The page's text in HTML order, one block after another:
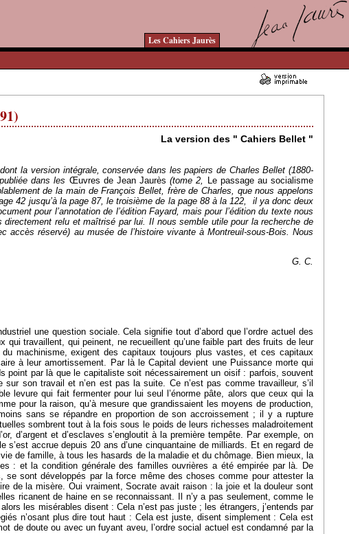
Les Cahiers Jaurès
La version des " Cahiers Bellet "
la version intégrale, conservée dans les papiers de Charles Bellet (1880-
dans les Œuvres de Jean Jaurès (tome 2,
Le passage au socialisme
de la main de François Bellet, frère de Charles, que nous appelons
42 jusqu’à la page 87, le troisième de la page 88 à la 122, il ya donc deux
pour l’annotation de l’édition Fayard, mais pour l’édition du texte nous
relu et maîtrisé par lui. Il nous semble utile pour la recherche de
réservé) au musée de l’histoire vivante à Montreuil-sous-Bois. Nous
G. C.
une question sociale. Cela signifie tout d’abord que l’ordre actuel des
travaillent, qui peinent, ne recueillent qu’une faible part des fruits de leur
machinisme, exigent des capitaux toujours plus vastes, et ces capitaux
à leur amortissement. Par là le Capital devient une Puissance morte qui
point par là que le capitaliste soit nécessairement un oisif : parfois, souvent
son travail et n’en est pas la suite. Ce n’est pas comme travailleur, s’il
levure qui fait fermenter pour lui seul l’énorme pâte, alors que ceux qui la
pour la raison, qu’à mesure que grandissaient les moyens de production,
sans se répandre en proportion de son accroissement ; il y a rupture
sombrent tout à la fois sous le poids de leurs richesses maladroitement
d’argent et d’esclaves s’engloutit à la première tempête. Par exemple, on
accrue depuis 20 ans d’une cinquantaine de milliards. Et en regard de
de famille, à tous les hasards de la maladie et du chômage. Bien mieux, la
: et la condition générale des familles ouvrières a été empirée par là. De
sont développés par la force même des choses comme pour attester la
de la misère. Oui vraiment, Socrate avait raison : la joie et la douleur sont
ricanent de haine en se reconnaissant. Il n’y a pas seulement, comme le
les misérables disent : Cela n’est pas juste ; les étrangers, j’entends par
n’osant plus dire tout haut : Cela est juste, disent simplement : Cela est
de doute ou avec un fuyant aveu, l’ordre social actuel est condamné par la